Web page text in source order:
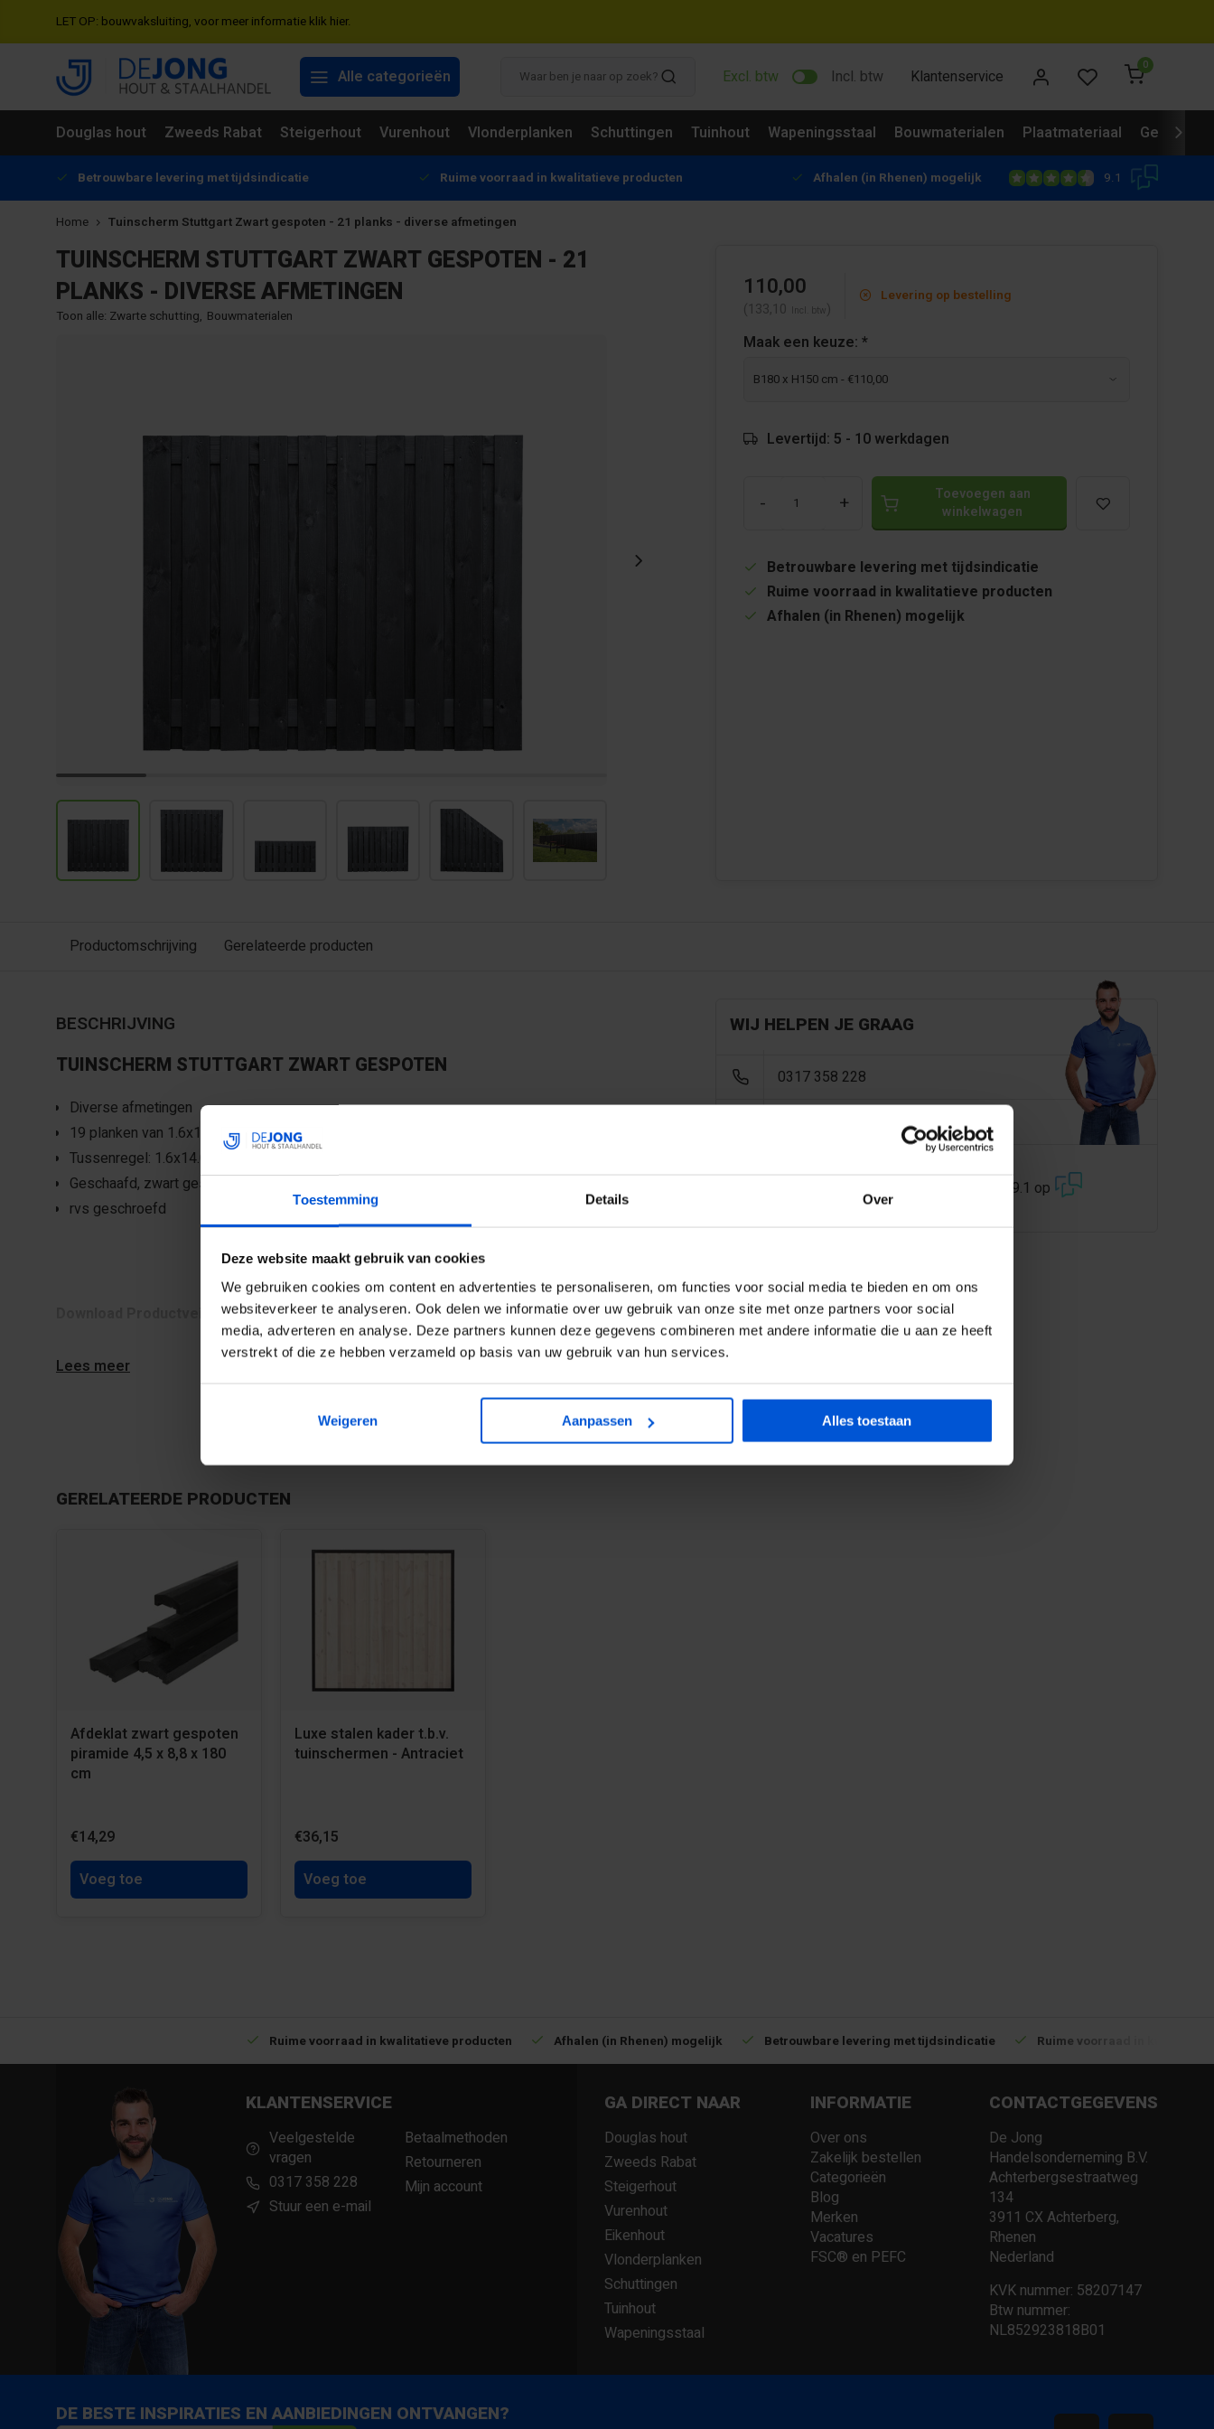
Toestemming Details Over
Deze website maakt gebruik van cookies
We gebruiken cookies om content en advertenties te personaliseren, om functies voor social media te bieden en om ons
websiteverkeer te analyseren. Ook delen we informatie over uw gebruik van onze site met onze partners voor social
media, adverteren en analyse. Deze partners kunnen deze gegevens combineren met andere informatie die u aan ze heeft
verstrekt of die ze hebben verzameld op basis van uw gebruik van hun services.
Weigeren Aanpassen Alles toestaan
LET OP: bouwvaksluiting, voor meer informatie klik hier.
Alle categorieën Excl. btw Incl. btw Klantenservice
0
Douglas hout Zweeds Rabat Steigerhout Vurenhout Vlonderplanken Schuttingen Tuinhout Wapeningsstaal Bouwmaterialen Plaatmateriaal
Betrouwbare levering met tijdsindicatie Ruime voorraad in kwalitatieve producten Afhalen (in Rhenen) mogelijk 9.1
Home Tuinscherm Stuttgart Zwart gespoten - 21 planks - diverse afmetingen
TUINSCHERM STUTTGART ZWART GESPOTEN - 21
PLANKS - DIVERSE AFMETINGEN
Toon alle: Zwarte schutting, Bouwmaterialen
110,00
(133,10 Incl. btw )
Levering op bestelling
Maak een keuze: *
Levertijd: 5 - 10 werkdagen
- +
Toevoegen aan
winkelwagen
Betrouwbare levering met tijdsindicatie
Ruime voorraad in kwalitatieve producten
Afhalen (in Rhenen) mogelijk
Productomschrijving Gerelateerde producten
BESCHRIJVING
TUINSCHERM STUTTGART ZWART GESPOTEN
Diverse afmetingen
19 planken van 1.6x14.0cm
Tussenregel: 1.6x14.0cm
Geschaafd, zwart gespoten grenen,
rvs geschroefd
Download Productveiligheid en contactgegevens TABS
Lees meer
WIJ HELPEN JE GRAAG
0317 358 228
info@dejonghandelsonderneming.nl
klanten geven ons een 9.1 op
GERELATEERDE PRODUCTEN
Afdeklat zwart gespoten
piramide 4,5 x 8,8 x 180
cm
€14,29
Voeg toe
Luxe stalen kader t.b.v.
tuinschermen - Antraciet
€36,15
Voeg toe
Ruime voorraad in kwalitatieve producten Afhalen (in Rhenen) mogelijk Betrouwbare levering met tijdsindicatie Ruime voorraad in
KLANTENSERVICE
Veelgestelde
vragen
0317 358 228
Stuur een e-mail
Betaalmethoden
Retourneren
Mijn account
GA DIRECT NAAR
Douglas hout
Zweeds Rabat
Steigerhout
Vurenhout
Eikenhout
Vlonderplanken
Schuttingen
Tuinhout
Wapeningsstaal
INFORMATIE
Over ons
Zakelijk bestellen
Categorieën
Blog
Merken
Vacatures
FSC® en PEFC
CONTACTGEGEVENS
De Jong
Handelsonderneming B.V.
Achterbergsestraatweg
134
3911 CX Achterberg,
Rhenen
Nederland
KVK nummer: 58207147
Btw nummer:
NL852923818B01
DE BESTE INSPIRATIES EN AANBIEDINGEN ONTVANGEN?